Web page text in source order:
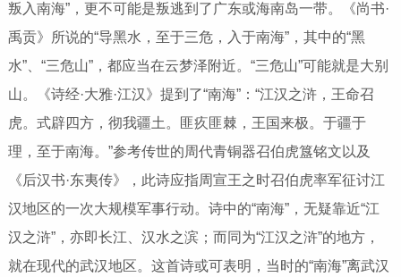
叛入南海”，更不可能是叛逃到了广东或海南岛一带。《尚书·
禹贡》所说的“导黑水，至于三危，入于南海”，其中的“黑
水”、“三危山”，都应当在云梦泽附近。“三危山”可能就是大别
山。《诗经·大雅·江汉》提到了“南海”：“江汉之浒，王命召
虎。式辟四方，彻我疆土。匪疚匪棘，王国来极。于疆于
理，至于南海。”参考传世的周代青铜器召伯虎簋铭文以及
《后汉书·东夷传》，此诗应指周宣王之时召伯虎率军征讨江
汉地区的一次大规模军事行动。诗中的“南海”，无疑靠近“江
汉之浒”，亦即长江、汉水之滨；而同为“江汉之浒”的地方，
就在现代的武汉地区。这首诗或可表明，当时的“南海”离武汉